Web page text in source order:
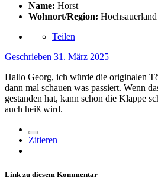
Name: Horst
Wohnort/Region: Hochsauerland
Teilen
Geschrieben 31. März 2025
Hallo Georg, ich würde die originalen
dann mal schauen was passiert. Wenn
gestanden hat, kann schon die Klappe
auch heiß wird.
Zitieren
Link zu diesem Kommentar